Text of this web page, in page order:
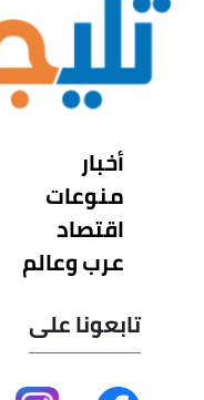
أخبار
منوعات
اقتصاد
عرب وعالم
تابعونا على